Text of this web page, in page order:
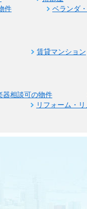
件
ベランダ
賃貸マンション
器相談可の物件
リフォーム・